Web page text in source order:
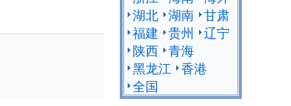
湖北 湖南 甘肃
福建 贵州
辽宁
陕西 青海
黑龙江 香港
全国